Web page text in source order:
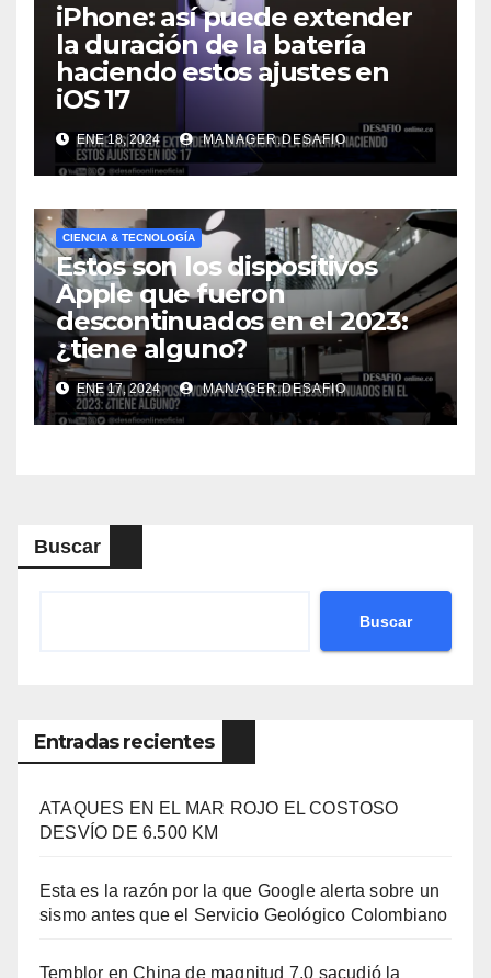
iPhone: así puede extender
la duración de la batería
haciendo estos ajustes en
iOS 17
ENE 18, 2024 MANAGER.DESAFIO
CIENCIA & TECNOLOGÍA
Estos son los dispositivos
Apple que fueron
descontinuados en el 2023:
¿tiene alguno?
ENE 17, 2024 MANAGER.DESAFIO
Buscar
Buscar
Entradas recientes
ATAQUES EN EL MAR ROJO EL COSTOSO
DESVÍO DE 6.500 KM
Esta es la razón por la que Google alerta sobre un
sismo antes que el Servicio Geológico Colombiano
Temblor en China de magnitud 7,0 sacudió la